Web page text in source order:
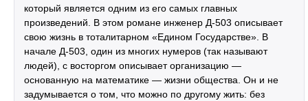
который является одним из его самых главных
произведений. В этом романе инженер Д-503 описывает
свою жизнь в тоталитарном «Едином Государстве». В
начале Д-503, один из многих нумеров (так называют
людей), с восторгом описывает организацию —
основанную на математике — жизни общества. Он и не
задумывается о том, что можно по другому жить: без